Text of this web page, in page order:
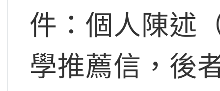
件：個人陳述
學推薦信，後